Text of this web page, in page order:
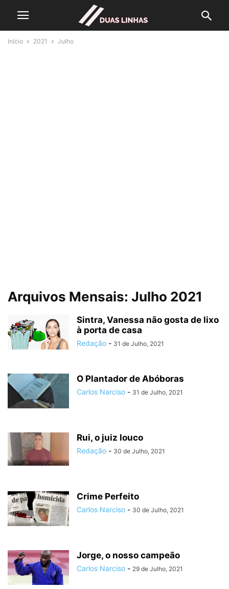
Início 2021 Julho
Arquivos Mensais: Julho 2021
Sintra, Vanessa não gosta de lixo
à porta de casa
Redação - 31 de Julho, 2021
O Plantador de Abóboras
Carlos Narciso - 31 de Julho, 2021
Rui, o juiz louco
Redação - 30 de Julho, 2021
Crime Perfeito
Carlos Narciso - 30 de Julho, 2021
Jorge, o nosso campeão
Carlos Narciso - 29 de Julho, 2021